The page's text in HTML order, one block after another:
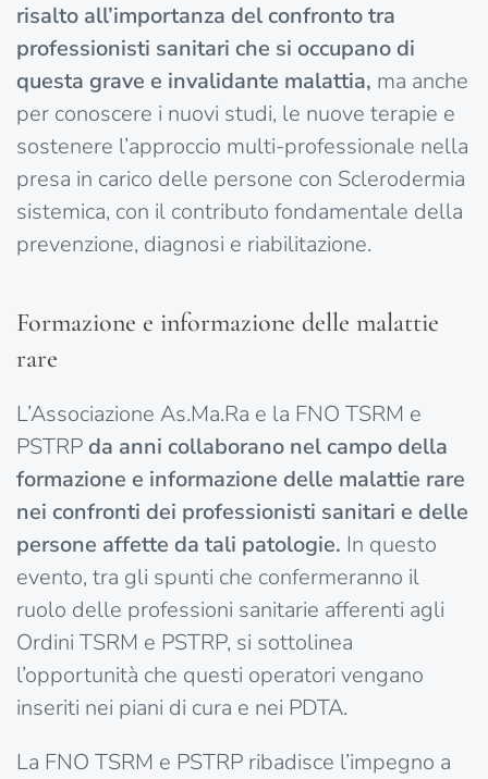
risalto all’importanza del confronto tra
professionisti sanitari che si occupano di
questa grave e invalidante malattia, ma anche
per conoscere i nuovi studi, le nuove terapie e
sostenere l’approccio multi-professionale nella
presa in carico delle persone con Sclerodermia
sistemica, con il contributo fondamentale della
prevenzione, diagnosi e riabilitazione.
Formazione e informazione delle malattie
rare
L’Associazione As.Ma.Ra e la FNO TSRM e
PSTRP da anni collaborano nel campo della
formazione e informazione delle malattie rare
nei confronti dei professionisti sanitari e delle
persone affette da tali patologie. In questo
evento, tra gli spunti che confermeranno il
ruolo delle professioni sanitarie afferenti agli
Ordini TSRM e PSTRP, si sottolinea
l’opportunità che questi operatori vengano
inseriti nei piani di cura e nei PDTA.
La FNO TSRM e PSTRP ribadisce l’impegno a